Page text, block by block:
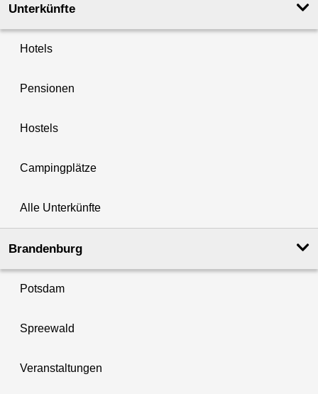
Unterkünfte
Hotels
Pensionen
Hostels
Campingplätze
Alle Unterkünfte
Brandenburg
Potsdam
Spreewald
Veranstaltungen